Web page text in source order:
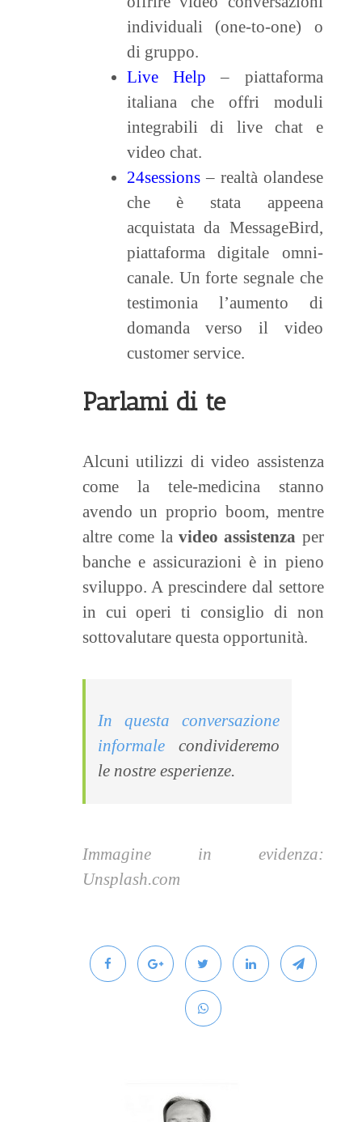
individuali (one-to-one) o
di gruppo.
Live Help – piattaforma
italiana che offri moduli
integrabili di live chat e
video chat.
24sessions– realtà olandese
che è stata appeena
acquistata da MessageBird,
piattaforma digitale omni-
canale. Un forte segnale che
testimonia l’aumento di
domanda verso il video
customer service.
Parlami di te
Alcuni utilizzi di video assistenza
come la tele-medicina stanno
avendo un proprio boom, mentre
altre come lavideo assistenza per
banche e assicurazioni è in pieno
sviluppo. A prescindere dal settore
in cui operi ti consiglio di non
sottovalutare questa opportunità.
In questa conversazione
informalecondivideremo
le nostre esperienze.
Immagine in evidenza:
Unsplash.com